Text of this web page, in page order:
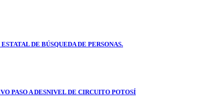
DE BÚSQUEDA DE PERSONAS.
PASO A DESNIVEL DE CIRCUITO POTOSÍ